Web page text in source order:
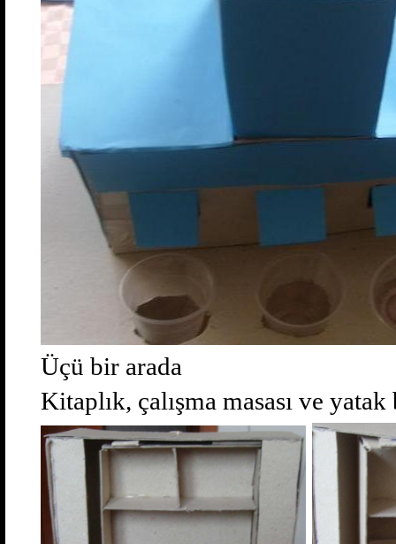
Üçü bir arada
Kitaplık, çalışma masası ve